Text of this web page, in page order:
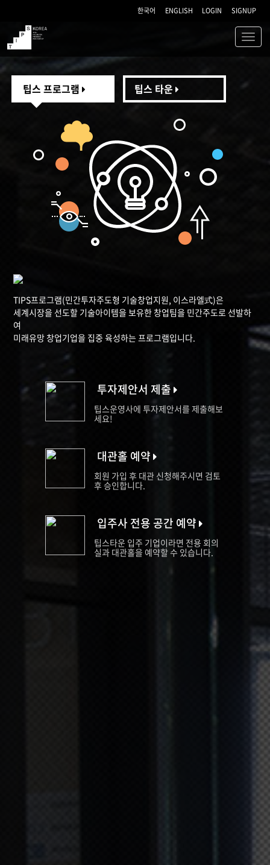
한국어 ENGLISH LOGIN SIGNUP
TIPS
팁스 프로그램 팁스 타운
TIPS프로그램(민간투자주도형 기술창업지원, 이스라엘式)은
세계시장을 선도할 기술아이템을 보유한 창업팀을 민간주도로 선발하
여
미래유망 창업기업을 집중 육성하는 프로그램입니다.
투자제안서 제출
팁스운영사에 투자제안서를 제출해보
세요!
대관홀 예약
회원 가입 후 대관 신청해주시면 검토
후 승인합니다.
입주사 전용 공간 예약
팁스타운 입주 기업이라면 전용 회의
실과 대관홀을 예약할 수 있습니다.